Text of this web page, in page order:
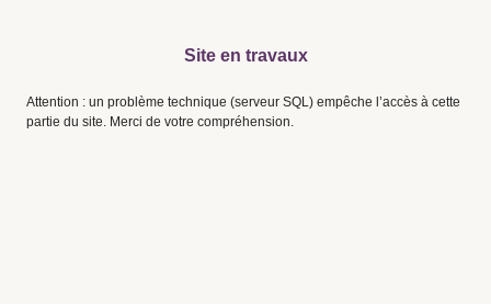
Site en travaux
Attention : un problème technique (serveur SQL) empêche l’accès à cette
partie du site. Merci de votre compréhension.